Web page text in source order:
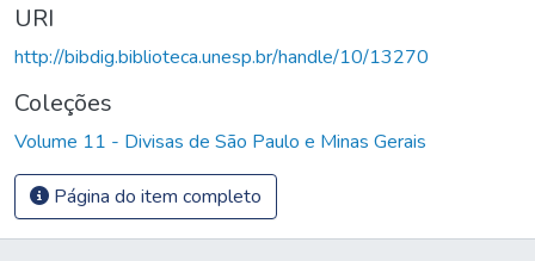
URI
http://bibdig.biblioteca.unesp.br/handle/10/13270
Coleções
Volume 11 - Divisas de São Paulo e Minas Gerais
Página do item completo